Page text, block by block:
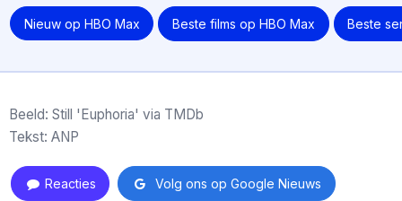
Nieuw op HBO Max Beste films op HBO Max Beste
Beeld: Still 'Euphoria' via TMDb
Tekst: ANP
Reacties Volg ons op Google Nieuws